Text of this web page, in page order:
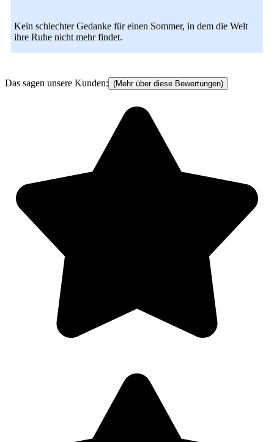
Kein schlechter Gedanke für einen Sommer, in dem die Welt
ihre Ruhe nicht mehr findet.
Das sagen unsere Kunden: (Mehr über diese Bewertungen)